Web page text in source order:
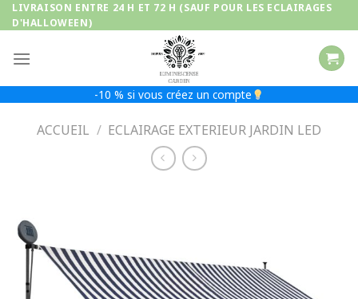
Passer
au
LIVRAISON ENTRE 24 H ET 72 H (SAUF POUR LES ECLAIRAGES
D'HALLOWEEN)
-10 % si vous créez un compte
ACCUEIL / ECLAIRAGE EXTERIEUR JARDIN LED